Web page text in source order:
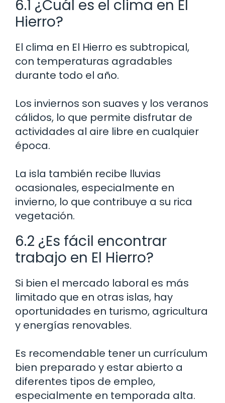
6.1 ¿Cuál es el clima en El
Hierro?
El clima en El Hierro es subtropical,
con temperaturas agradables
durante todo el año.
Los inviernos son suaves y los veranos
cálidos, lo que permite disfrutar de
actividades al aire libre en cualquier
época.
La isla también recibe lluvias
ocasionales, especialmente en
invierno, lo que contribuye a su rica
vegetación.
6.2 ¿Es fácil encontrar
trabajo en El Hierro?
Si bien el mercado laboral es más
limitado que en otras islas, hay
oportunidades en turismo, agricultura
y energías renovables.
Es recomendable tener un currículum
bien preparado y estar abierto a
diferentes tipos de empleo,
especialmente en temporada alta.